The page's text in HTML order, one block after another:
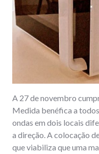
A 27 de novembro
Medida benéfica a
ondas em dois locais
a direção. A colocação
que viabiliza que uma